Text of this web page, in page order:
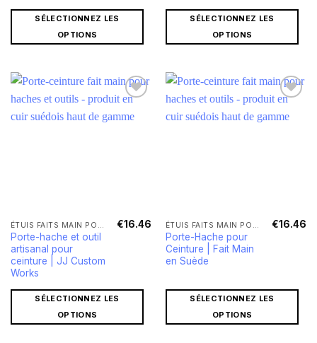
SÉLECTIONNEZ LES
OPTIONS
SÉLECTIONNEZ LES
OPTIONS
Porte-hache et outil
artisanal pour
ceinture | JJ Custom
Works
€16.46
SÉLECTIONNEZ LES
OPTIONS
Porte-Hache pour
Ceinture | Fait Main
en Suède
€16.46
SÉLECTIONNEZ LES
OPTIONS